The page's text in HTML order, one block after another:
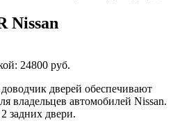
Nissan
24800 руб.
дверей обеспечивают
владельцев автомобилей Nissan.
задних двери.